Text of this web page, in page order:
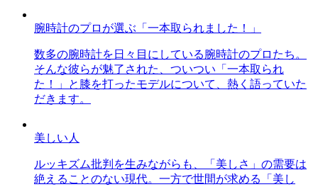
腕時計のプロが選ぶ「一本取られました！」
数多の腕時計を日々目にしている腕時計のプロたち。
そんな彼らが魅了された、ついつい「一本取られ
た！」と膝を打ったモデルについて、熱く語っていた
だきます。
美しい人
ルッキズム批判を生みながらも、「美しさ」の需要は
絶えることのない現代。一方で世間が求める「美し